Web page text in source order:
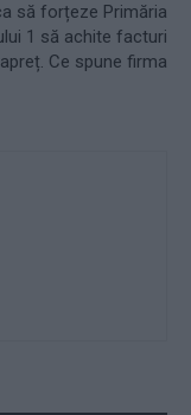
să forțeze Primăria
1 să achite facturi
Ce spune firma